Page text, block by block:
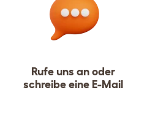
Rufe uns an oder
schreibe eine E-Mail